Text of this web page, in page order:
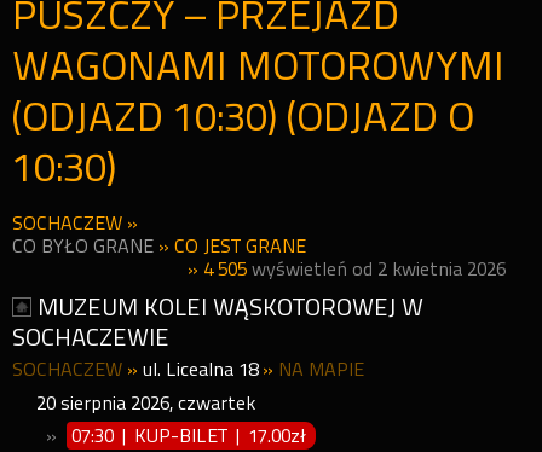
PUSZCZY – PRZEJAZD
WAGONAMI MOTOROWYMI
(ODJAZD 10:30) (ODJAZD O
10:30)
SOCHACZEW »
CO BYŁO GRANE » CO JEST GRANE
» 4 505 wyświetleń od 2 kwietnia 2026
MUZEUM KOLEI WĄSKOTOROWEJ W
SOCHACZEWIE
SOCHACZEW » ul. Licealna 18 » NA MAPIE
20 sierpnia 2026, czwartek
»
07:30 | KUP-BILET | 17.00zł